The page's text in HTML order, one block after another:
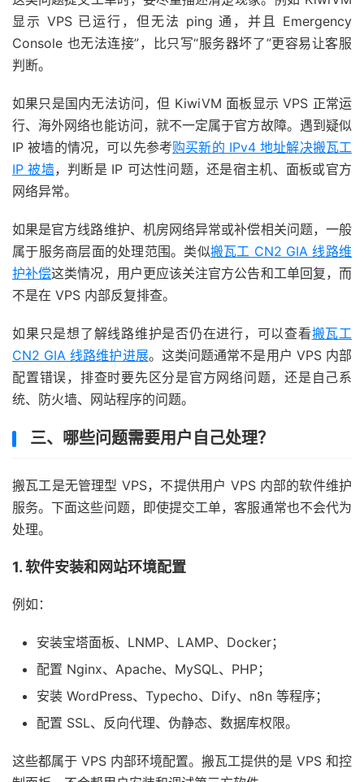
显示 VPS 已运行，但无法 ping 通，并且 Emergency
Console 也无法连接”，比只写“服务器坏了”更容易让客服
判断。
如果只是国内无法访问，但 KiwiVM 面板显示 VPS 正常运
行、海外网络也能访问，就不一定属于官方故障。遇到疑似
IP 被墙的情况，可以先参考购买新的 IPv4 地址解决搬瓦工
IP 被墙，判断是 IP 可达性问题，还是宿主机、面板或官方
网络异常。
如果是官方线路维护、机房网络异常或补偿相关问题，一般
属于服务商层面的处理范围。类似搬瓦工 CN2 GIA 线路维
护补偿这类情况，用户更应该关注官方公告和工单回复，而
不是在 VPS 内部反复排查。
如果只是想了解线路维护是否仍在进行，可以查看搬瓦工
CN2 GIA 线路维护进展。这类问题通常不是用户 VPS 内部
配置错误，排查时要先区分是官方网络问题，还是自己系
统、防火墙、网站程序的问题。
三、哪些问题需要用户自己处理？
搬瓦工是无管理型 VPS，不提供用户 VPS 内部的软件维护
服务。下面这些问题，即使提交工单，客服通常也不会代为
处理。
1. 软件安装和网站环境配置
例如：
安装宝塔面板、LNMP、LAMP、Docker；
配置 Nginx、Apache、MySQL、PHP；
安装 WordPress、Typecho、Dify、n8n 等程序；
配置 SSL、反向代理、伪静态、数据库权限。
这些都属于 VPS 内部环境配置。搬瓦工提供的是 VPS 和控